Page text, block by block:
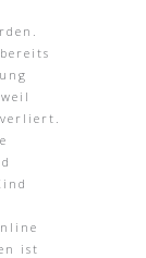
ist